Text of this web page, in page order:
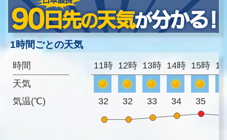
1時間ごとの天気
時間
天気
気温(℃)
11時 12時 13時 14時 15時
32 32 33 34 35